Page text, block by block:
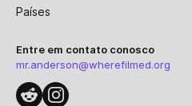
Países
Entre em contato conosco
mr.anderson@wherefilmed.org